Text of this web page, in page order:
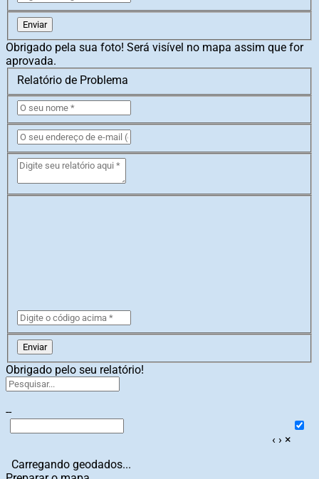
Enviar
Obrigado pela sua foto! Será visível no mapa assim que for
aprovada.
Relatório de Problema
Enviar
Obrigado pelo seu relatório!
--
‹ › ×
Carregando geodados...